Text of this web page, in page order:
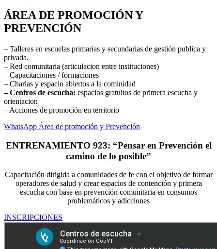
ÁREA DE PROMOCIÓN Y
PREVENCIÓN
– Talleres en escuelas primarias y secundarias de gestión publica y
privada.
– Red comunitaria (articulacion entre instituciones)
– Capacitaciones / formaciones
– Charlas y espacio abiertos a la cominidad
– Centros de escucha: espacios gratuitos de primera escucha y
orientacion
– Acciones de promoción en territorio
WhatsApp Área de promoción y Prevención
ENTRENAMIENTO 923: “Pensar en Prevención el
camino de lo posible”
Capacitación dirigida a comunidades de fe con el objetivo de formar
operadores de salud y crear espacios de contención y primera
escucha con base en prevención comunitaria en consumos
problemáticos y adicciones
INSCRIPCIONES